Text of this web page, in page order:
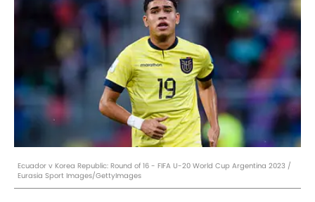
Ecuador v Korea Republic: Round of 16 - FIFA U-20 World Cup Argentina 2023 /
Eurasia Sport Images/GettyImages